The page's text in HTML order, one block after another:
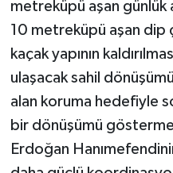
metreküpü aşan günlük
10 metreküpü aşan
kaçak yapının
ulaşacak sahil
alan koruma hedefiyle
bir dönüşümü
Erdoğan